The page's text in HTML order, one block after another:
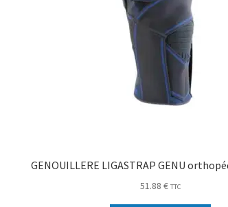
GENOUILLERE LIGASTRAP GENU
51.88 € TTC